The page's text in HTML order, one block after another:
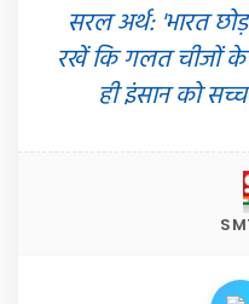
सरल अर्थ: 'भारत
रखें कि गलत चीजों
ही इंसान को